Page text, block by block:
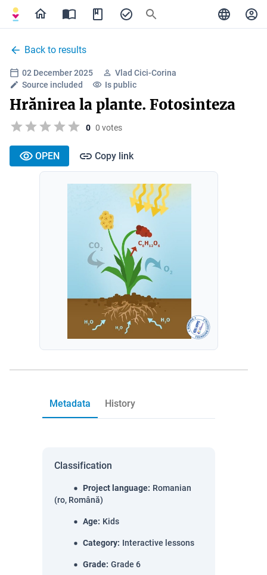
Back to results
02 December 2025
Vlad Cici-Corina
Source included
Is public
Hrănirea la plante. Fotosinteza
0 0 votes
OPEN Copy link
Metadata History
Classification
Project language: Romanian
(ro, Română)
Age: Kids
Category: Interactive lessons
Grade: Grade 6